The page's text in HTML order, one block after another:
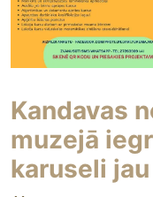
Kandavas
muzejā
karuseli